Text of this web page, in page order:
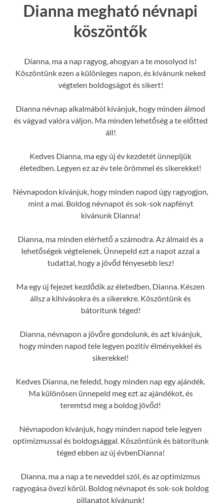
Dianna megható névnapi
köszöntők
Dianna, ma a nap ragyog, ahogyan a te mosolyod is!
Köszöntünk ezen a különleges napon, és kívánunk neked
végtelen boldogságot és sikert!
Dianna névnap alkalmából kívánjuk, hogy minden álmod
és vágyad valóra váljon. Ma minden lehetőség a te előtted
áll!
Kedves Dianna, ma egy új év kezdetét ünnepljük
életedben. Legyen ez az év tele örömmel és sikerekkel!
Névnapodon kívánjuk, hogy minden napod úgy ragyogjon,
mint a mai. Boldog névnapot és sok-sok napfényt
kívánunk Dianna!
Dianna, ma minden elérhető a számodra. Az álmaid és a
lehetőségek végtelenek. Ünnepeld ezt a napot azzal a
tudattal, hogy a jövőd fényesebb lesz!
Ma egy új fejezet kezdődik az életedben, Dianna. Készen
állsz a kihívásokra és a sikerekre. Köszöntünk és
bátorítunk téged!
Dianna, névnapon a jövőre gondolunk, és azt kívánjuk,
hogy minden napod tele legyen pozitív élményekkel és
sikerekkel!
Kedves Dianna, ne feledd, hogy minden nap egy ajándék.
Ma különösen ünnepeld meg ezt az ajándékot, és
teremtsd meg a boldog jövőd!
Névnapodon kívánjuk, hogy minden napod tele legyen
optimizmussal és boldogsággal. Köszöntünk és bátorítunk
téged ebben az új évbenDianna!
Dianna, ma a nap a te neveddel szól, és az optimizmus
ragyogása övezi körül. Boldog névnapot és sok-sok boldog
pillanatot kívánunk!